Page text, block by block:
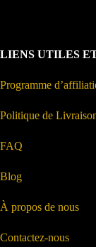
LIENS UTILES
Programme
Politique de
FAQ
Blog
À propos de nous
Contactez-nous